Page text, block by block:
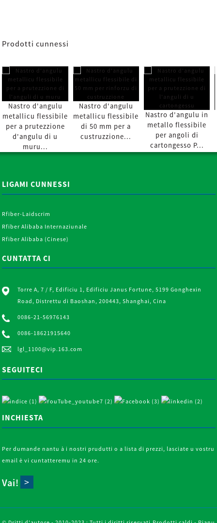
Prodotti cunnessi
Nastro d'angulu
metallicu flessibile
per a prutezzione
d'angulu di u
muru...
Nastro d'angulu
metallicu flessibile
di 50 mm per a
custruzzione...
Nastro d'angulu in
metallo flessibile
per angoli di
cartongesso P...
LIGAMI CUNNESSI
Rfiber-Laidscrim
Rfiber Alibaba Internaziunale
Rfiber Alibaba (Cinese)
CUNTATTA CI
Torre A, 7 / F, Edificiu 1, Edificiu Janus Fortune, 5199 Gonghexin
Road, Distrettu di Baoshan, 200443, Shanghai, Cina
0086-21-56976143
0086-18621915640
lgl_1100@vip.163.com
SEGUITECI
INCHIESTA
Per dumande nantu à i nostri prudutti o a lista di prezzi, lasciate u vostru
email è vi cuntatteremu in 24 ore.
Vai!